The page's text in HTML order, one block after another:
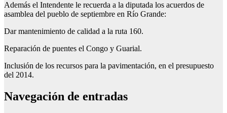
Además el Intendente le recuerda a la diputada los acuerdos de
asamblea del pueblo de septiembre en Río Grande:
Dar mantenimiento de calidad a la ruta 160.
Reparación de puentes el Congo y Guarial.
Inclusión de los recursos para la pavimentación, en el presupuesto
del 2014.
Navegación de entradas